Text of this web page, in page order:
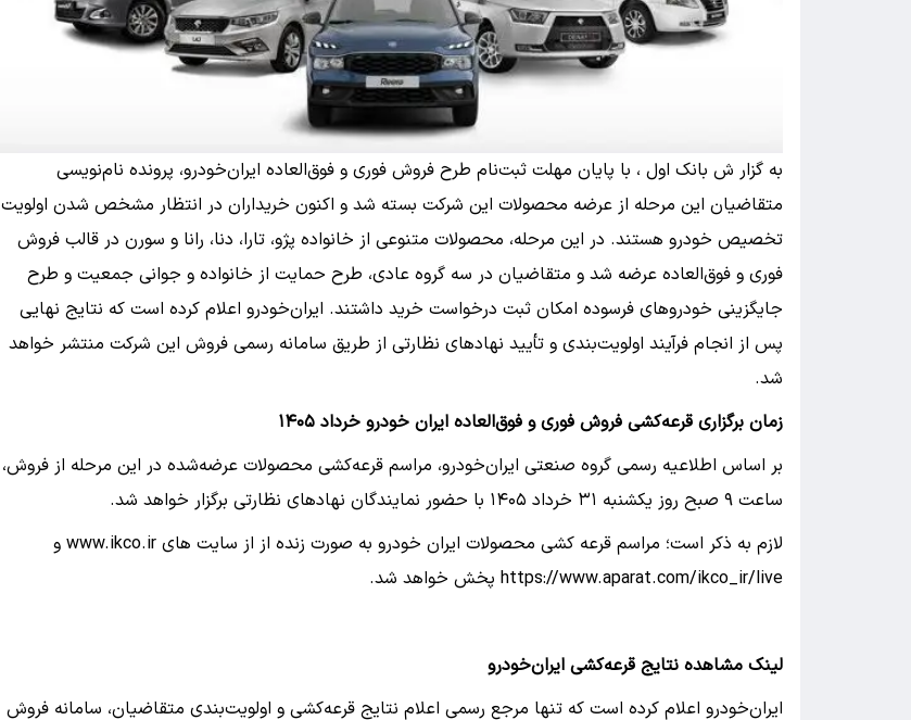
به گزار ش بانک اول ، با پایان مهلت ثبت‌نام طرح فروش فوری و فوق‌العاده ایران‌خودرو، پرونده نام‌نویسی
متقاضیان این مرحله از عرضه محصولات این شرکت بسته شد و اکنون خریداران در انتظار مشخص شدن اولویت
تخصیص خودرو هستند. در این مرحله، محصولات متنوعی از خانواده پژو، تارا، دنا، رانا و سورن در قالب فروش
فوری و فوق‌العاده عرضه شد و متقاضیان در سه گروه عادی، طرح حمایت از خانواده و جوانی جمعیت و طرح
جایگزینی خودروهای فرسوده امکان ثبت درخواست خرید داشتند. ایران‌خودرو اعلام کرده است که نتایج نهایی
پس از انجام فرآیند اولویت‌بندی و تأیید نهادهای نظارتی از طریق سامانه رسمی فروش این شرکت منتشر خواهد
شد.
زمان برگزاری قرعه‌کشی فروش فوری و فوق‌العاده ایران خودرو خرداد ۱۴۰۵
بر اساس اطلاعیه رسمی گروه صنعتی ایران‌خودرو، مراسم قرعه‌کشی محصولات عرضه‌شده در این مرحله از فروش،
ساعت ٩ صبح روز یکشنبه ۳۱ خرداد ۱۴۰۵ با حضور نمایندگان نهادهای نظارتی برگزار خواهد شد.
لازم به ذکر است؛ مراسم قرعه کشی محصولات ایران خودرو به صورت زنده از از سایت های www.ikco.ir و
https://www.aparat.com/ikco_ir/live پخش خواهد شد.
لینک مشاهده نتایج قرعه‌کشی ایران‌خودرو
ایران‌خودرو اعلام کرده است که تنها مرجع رسمی اعلام نتایج قرعه‌کشی و اولویت‌بندی متقاضیان، سامانه فروش